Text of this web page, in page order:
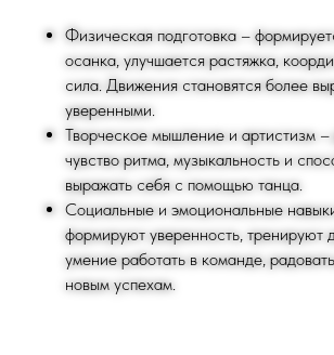
Физическая подготовка –
осанка, улучшается растяжка,
сила. Движения становятся более
уверенными.
Творческое мышление и артистизм –
чувство ритма, музыкальность и
выражать себя с помощью танца.
Социальные и эмоциональные
формируют уверенность, тренируют
умение работать в команде,
новым успехам.